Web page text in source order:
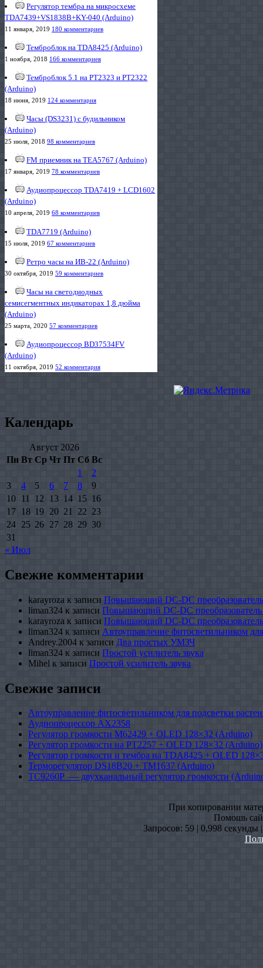
Регулятор тембра на микросхеме
TDA7439+VS1838B+KY-040 (Arduino)
11 января, 2019 180 комментариев
Темброблок на TDA8425 (Arduino)
1 ноября, 2018 166 комментариев
Темброблок 5.1 на PT2323 и PT2322
(Arduino)
18 июня, 2019 124 комментария
Часы (DS3231) с будильником
(Arduino)
25 июля, 2018 98 комментариев
FM приемник на TEA5767 (Arduino)
17 января, 2019 78 комментариев
Аудиопроцессор TDA7419 + LCD1602
(Arduino)
10 апреля, 2019 68 комментариев
TDA7719 (Arduino)
15 июля, 2019 67 комментариев
Ретро часы на ИВ-22 (Arduino)
30 октября, 2019 59 комментариев
Часы на светодиодных
семисегментных индикаторах 1,8 дюйма
(Arduino)
25 марта, 2020 57 комментариев
Аудиопроцессор BD37534FV
(Arduino)
11 октября, 2019 52 комментария
Календарь
Август 2026
Пн Вт Ср Чт Пт Сб Вс
1
2
3
4 5 6 7 8
9
10
11 12 13 14 15 16
17 18 19 20 21 22 23
24 25 26 27 28 29 30
31
« Июл
Свежие комментарии
karayroza к записи Повышающий DC-DC
liman324 к записи Повышающий DC-DC
karayroza к записи Повышающий DC-DC
liman324 к записи Автоуправление фитосветильником
Andrey.2004 к записи Два простых УМЗЧ
liman324 к записи Простой усилитель звука
Mihel к записи Простой усилитель звука
Свежие записи
Автоуправление фитосветильником для подсветки
Аудиопроцессор AX2358
Регулятор громкости M62429 + OLED 128×32 (Arduino)
Регулятор громкости на PT2257 + OLED 128×32 (Arduino)
Регулятор громкости и тембра на TDA8425 + OLED
Терморегулятор DS18B20 + TM1637 (Arduino)
TC9260P — двухканальный регулятор громкости
При копировании
Помошь
Запросов: 59 | 0,998 секунды